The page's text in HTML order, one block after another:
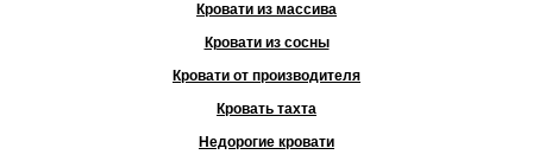
Кровати из массива
Кровати из сосны
Кровати от производителя
Кровать тахта
Недорогие кровати